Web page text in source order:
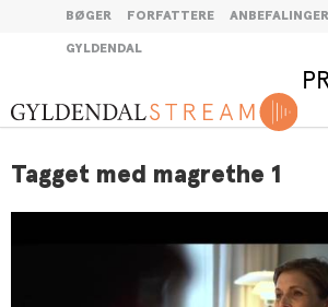
BØGER FORFATTERE ANBEFALINGER
GYLDENDAL
Tagget med magrethe 1